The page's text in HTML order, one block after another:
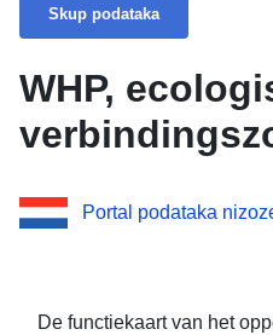
Skup podataka
WHP,
Portal podataka
De functiekaart van het